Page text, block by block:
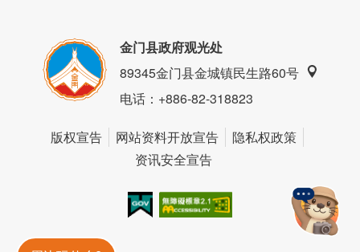
金门县政府观光处
89345金门县金城镇民生路60号
电话：+886-82-318823
版权宣告 网站资料开放宣告
隐私权政策
资讯安全宣告